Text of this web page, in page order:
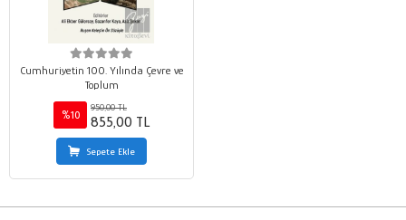
Cumhuriyetin 100. Yılında Çevre ve
Toplum
%10
950,00 TL
855,00 TL
Sepete Ekle